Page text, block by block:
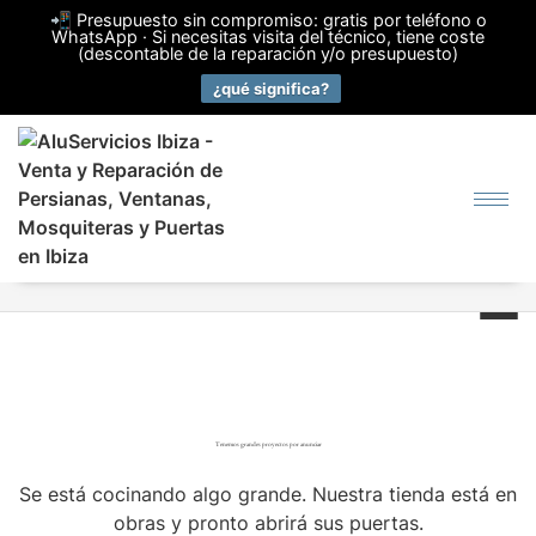
📲 Presupuesto sin compromiso: gratis por teléfono o
WhatsApp · Si necesitas visita del técnico, tiene coste
(descontable de la reparación y/o presupuesto)
¿qué significa?
Tenemos grandes proyectos por anunciar
Se está cocinando algo grande. Nuestra tienda está en
obras y pronto abrirá sus puertas.